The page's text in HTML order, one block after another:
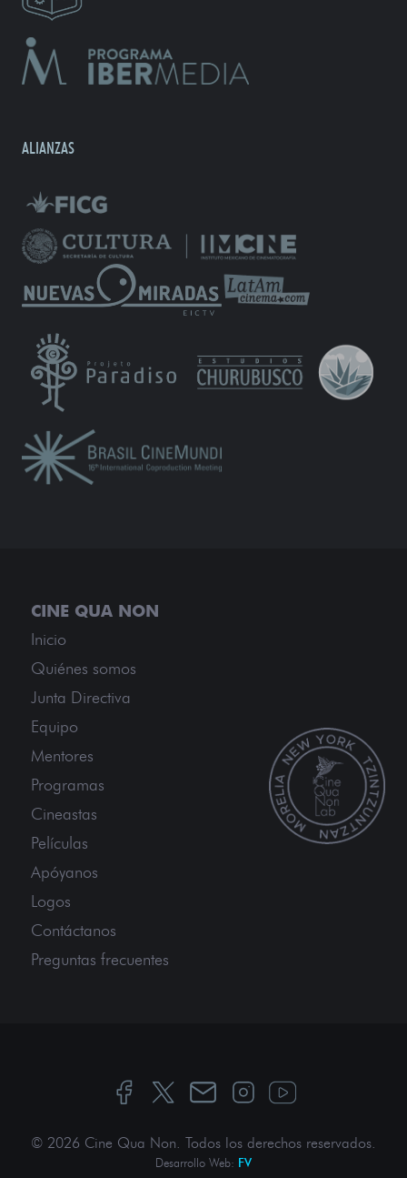
ALIANZAS
Inicio
Quiénes somos
Junta Directiva
Equipo
Mentores
Programas
Cineastas
Películas
Apóyanos
Logos
Contáctanos
Preguntas frecuentes
© 2026 Cine Qua Non. Todos los derechos reservados
Desarrollo Web: FV